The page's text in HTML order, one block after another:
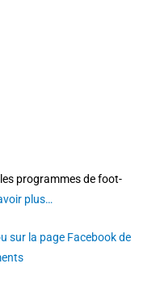
programmes de foot-
plus…
sur la page Facebook de